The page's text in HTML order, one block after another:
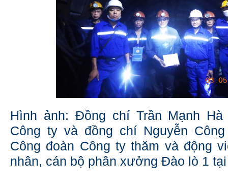
Hình ảnh: Đồng chí Trần Mạnh
Công ty và đồng chí Nguyễn
Công đoàn Công ty thăm và động
nhân, cán bộ phân xưởng Đào lò 1